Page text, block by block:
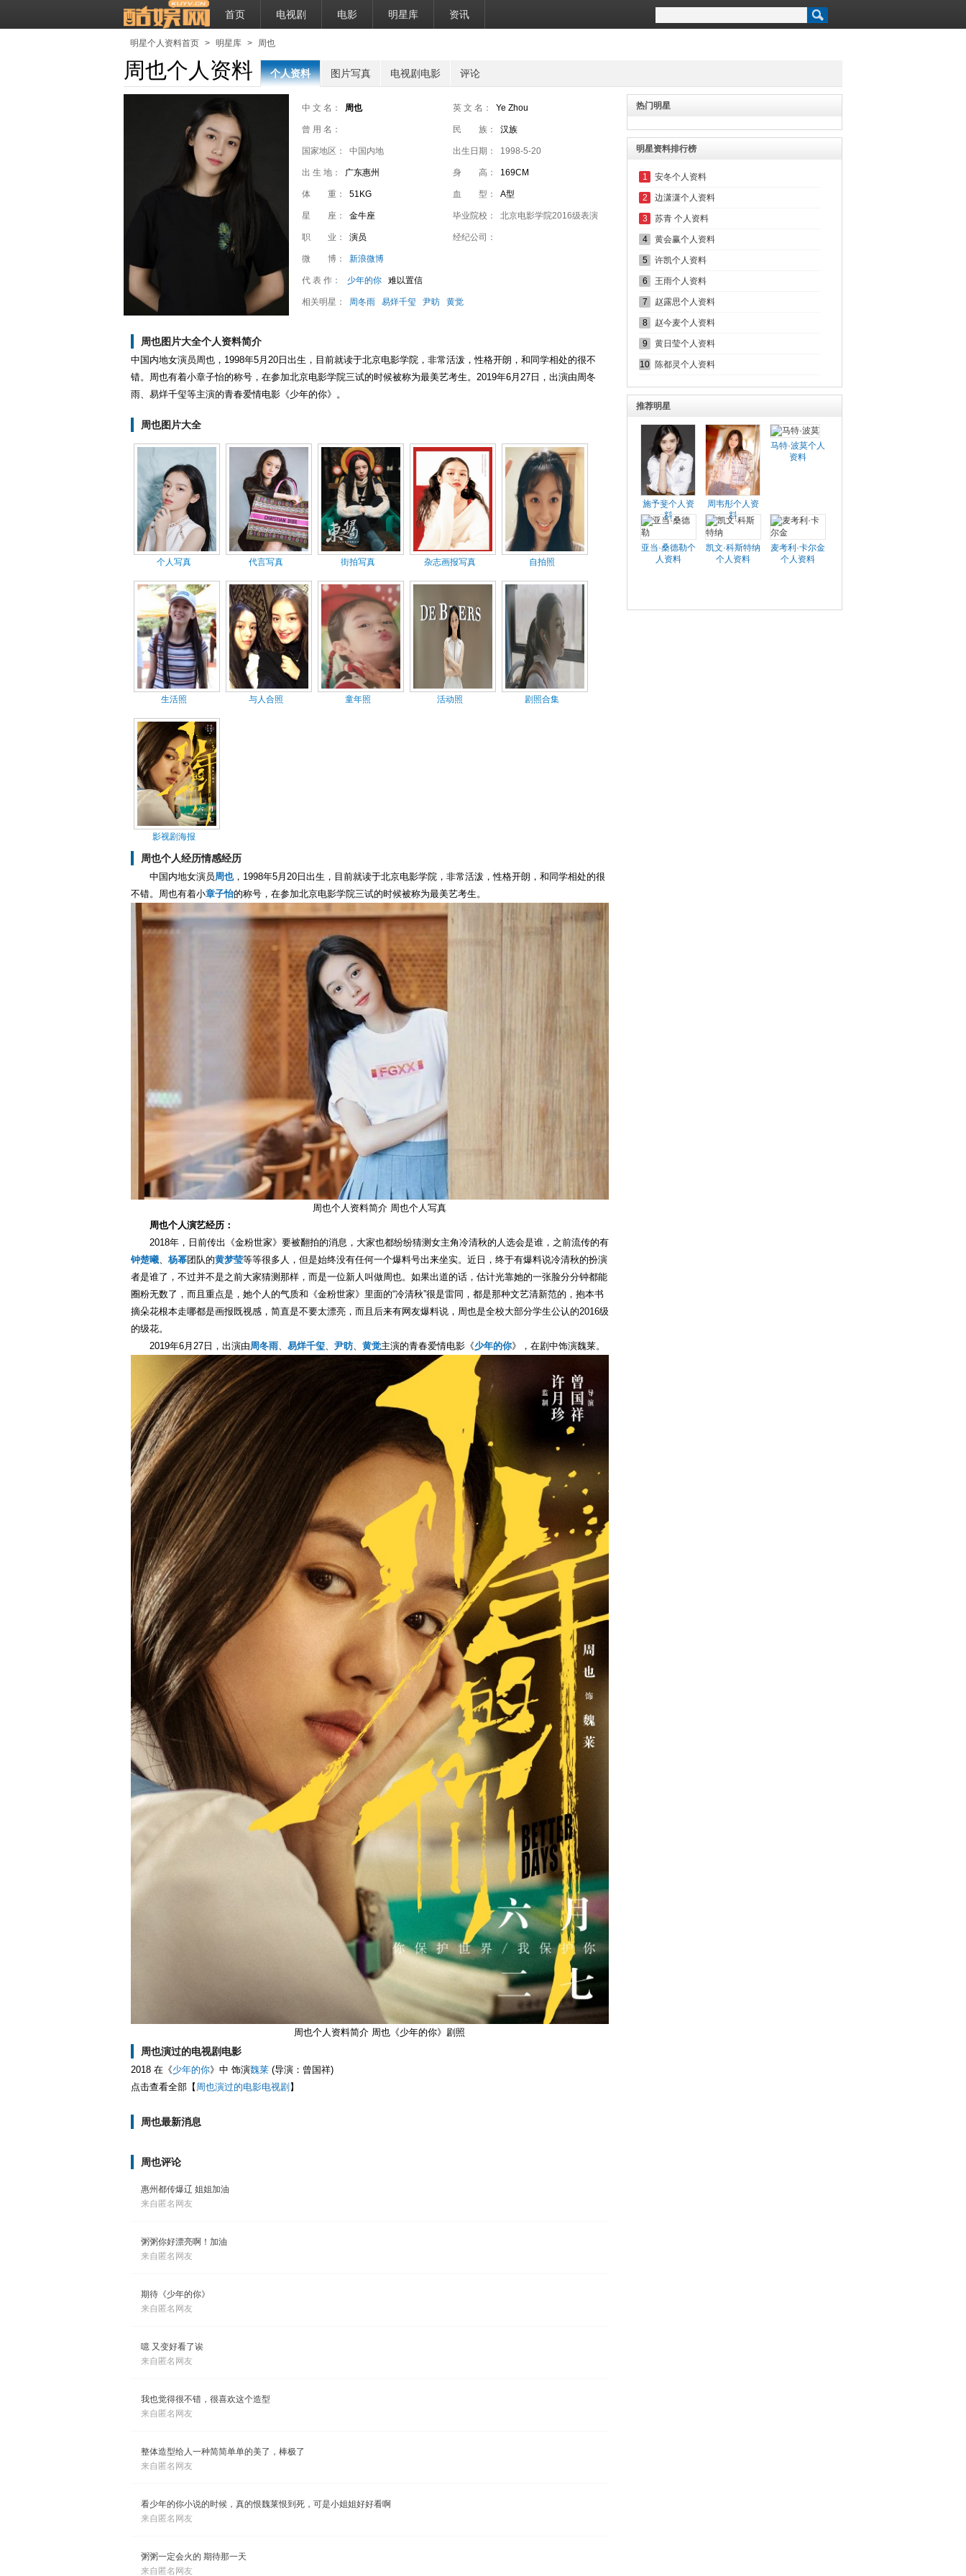
首页 电视剧 电影 明星库 资讯
明星个人资料首页 > 明星库 > 周也
周也个人资料 个人资料 图片写真 电视剧电影 评论
中 文 名： 周也 英 文 名： Ye Zhou
曾 用 名： 民 族： 汉族
国家地区： 中国内地 出生日期： 1998-5-20
出 生 地： 广东惠州 身 高： 169CM
体 重： 51KG 血 型： A型
星 座： 金牛座 毕业院校： 北京电影学院2016级表演
本科
职 业： 演员 经纪公司：
微 博： 新浪微博
代 表 作： 少年的你 难以置信
相关明星： 周冬雨 易烊千玺 尹昉 黄觉
周也图片大全个人资料简介
中国内地女演员周也，1998年5月20日出生，目前就读于北京电影学院，非常活泼，性格开朗，和同学相处的很不
错。周也有着小章子怡的称号，在参加北京电影学院三试的时候被称为最美艺考生。2019年6月27日，出演由周冬
雨、易烊千玺等主演的青春爱情电影《少年的你》。
周也图片大全
个人写真 代言写真 街拍写真 杂志画报写真 自拍照
生活照 与人合照 童年照 活动照 剧照合集
影视剧海报
周也个人经历情感经历
中国内地女演员周也，1998年5月20日出生，目前就读于北京电影学院，非常活泼，性格开朗，和同学相处的很
不错。周也有着小章子怡的称号，在参加北京电影学院三试的时候被称为最美艺考生。
周也个人资料简介 周也个人写真
周也个人演艺经历：
2018年，日前传出《金粉世家》要被翻拍的消息，大家也都纷纷猜测女主角冷清秋的人选会是谁，之前流传的有
钟楚曦、 杨幂团队的黄梦莹等等很多人，但是始终没有任何一个爆料号出来坐实。近日，终于有爆料说冷清秋的扮演
者是谁了，不过并不是之前大家猜测那样，而是一位新人叫做周也。如果出道的话，估计光靠她的一张脸分分钟都能
圈粉无数了，而且重点是，她个人的气质和《金粉世家》里面的“冷清秋”很是雷同，都是那种文艺清新范的，抱本书
摘朵花根本走哪都是画报既视感，简直是不要太漂亮，而且后来有网友爆料说，周也是全校大部分学生公认的2016级
的级花。
2019年6月27日，出演由周冬雨、 易烊千玺、 尹昉、 黄觉主演的青春爱情电影《少年的你》，在剧中饰演魏莱。
周也个人资料简介 周也《少年的你》剧照
周也演过的电视剧电影
2018 在《少年的你》中 饰演魏莱 (导演：曾国祥)
点击查看全部【 周也演过的电影电视剧 】
周也最新消息
周也评论
惠州都传爆辽 姐姐加油
来自匿名网友
粥粥你好漂亮啊！加油
来自匿名网友
期待《少年的你》
来自匿名网友
噫 又变好看了诶
来自匿名网友
我也觉得很不错，很喜欢这个造型
来自匿名网友
整体造型给人一种简简单单的美了，棒极了
来自匿名网友
看少年的你小说的时候，真的恨魏莱恨到死，可是小姐姐好好看啊
来自匿名网友
粥粥一定会火的 期待那一天
来自匿名网友
热门明星
明星资料排行榜
1 安冬个人资料
2 边潇潇个人资料
3 苏青 个人资料
4 黄会赢个人资料
5 许凯个人资料
6 王雨个人资料
7 赵露思个人资料
8 赵今麦个人资料
9 黄日莹个人资料
10 陈都灵个人资料
推荐明星
施予斐个人资
料
周韦彤个人资
料
马特·波莫个人
资料
亚当·桑德勒个
人资料
凯文·科斯特纳
个人资料
麦考利·卡尔金
个人资料